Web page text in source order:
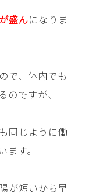
盛んになりま
で、体内でも
ですが、
同じように働
す。
が短いから早